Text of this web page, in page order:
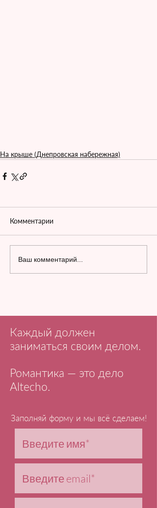
На крыше (Днепровская набережная)
Комментарии
Ваш комментарий...
Каждый должен
заниматься своим делом.
Романтика — это дело
Altecho.
Заполняй форму и мы всё сделаем!